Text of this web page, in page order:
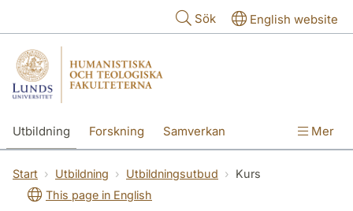
Sök English website
Utbildning Forskning Samverkan Mer
Start Utbildning Utbildningsutbud
Kurs
This page in English